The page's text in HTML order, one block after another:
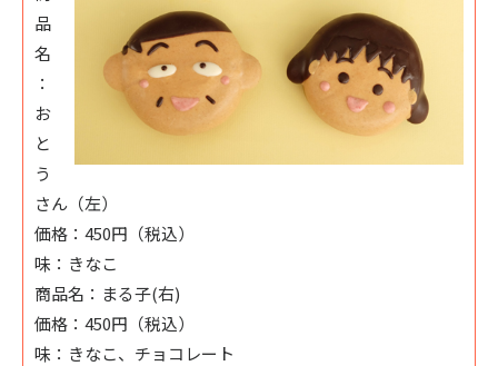
品
名
：
お
と
う
さん（左）
価格：450円（税込）
味：きなこ
商品名：まる子(右)
価格：450円（税込）
味：きなこ、チョコレート